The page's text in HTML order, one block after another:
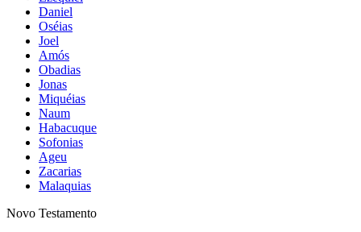
Daniel
Oséias
Joel
Amós
Obadias
Jonas
Miquéias
Naum
Habacuque
Sofonias
Ageu
Zacarias
Malaquias
Novo Testamento